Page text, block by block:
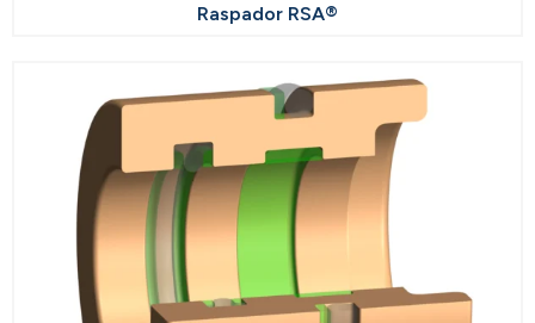
Raspador RSA®